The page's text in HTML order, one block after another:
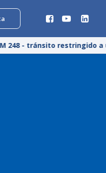
248 - tránsito restringido a